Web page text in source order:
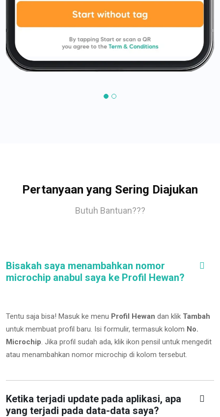
Pertanyaan yang Sering Diajukan
Butuh Bantuan???
Bisakah saya menambahkan nomor
microchip anabul saya ke Profil Hewan?
Tentu saja bisa! Masuk ke menu Profil Hewan dan klik Tambah
untuk membuat profil baru. Isi formulir, termasuk kolom No.
Microchip. Jika profil sudah ada, klik ikon pensil untuk mengedit
atau menambahkan nomor microchip di kolom tersebut.
Ketika terjadi update pada aplikasi, apa
yang terjadi pada data-data saya?